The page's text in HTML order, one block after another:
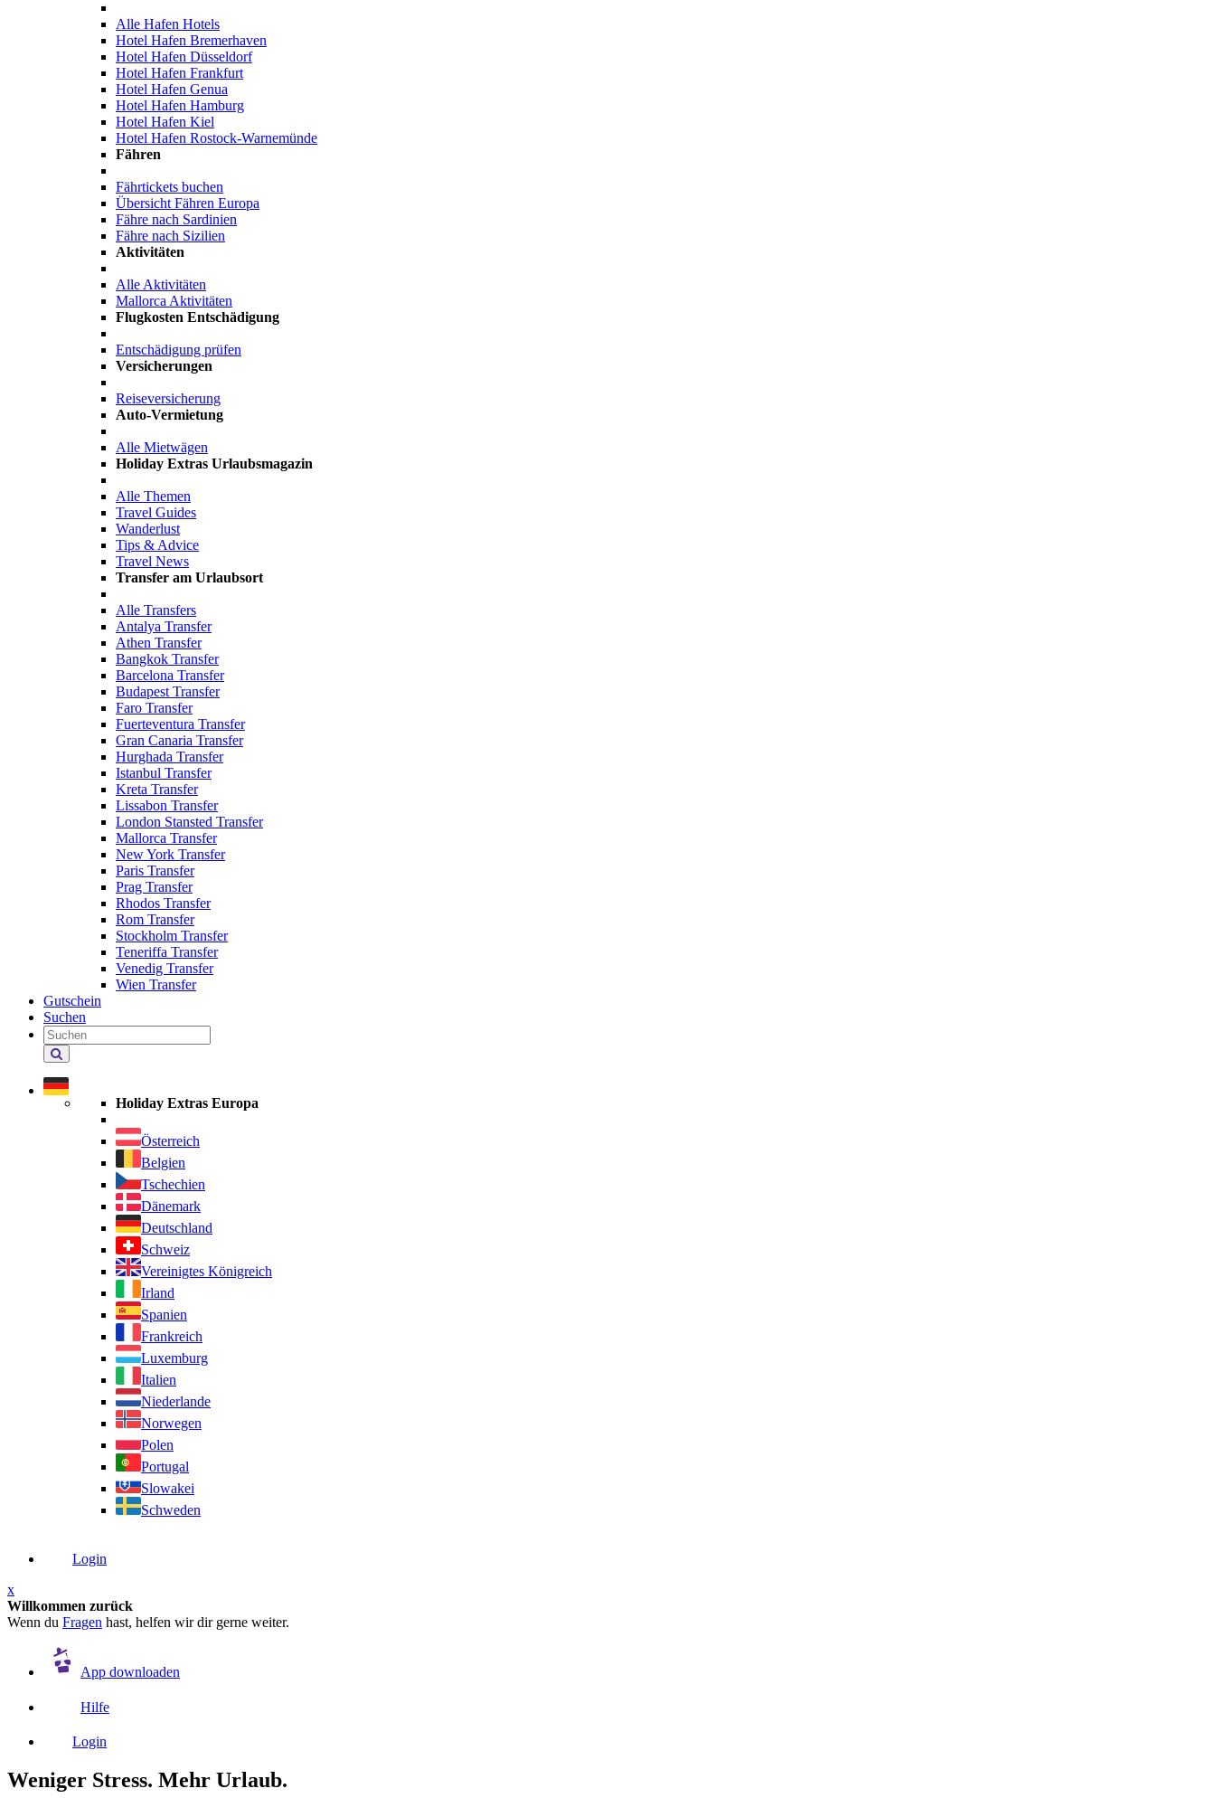
Alle Hafen Hotels
Hotel Hafen Bremerhaven
Hotel Hafen Düsseldorf
Hotel Hafen Frankfurt
Hotel Hafen Genua
Hotel Hafen Hamburg
Hotel Hafen Kiel
Hotel Hafen Rostock-Warnemünde
Fähren
Fährtickets buchen
Übersicht Fähren Europa
Fähre nach Sardinien
Fähre nach Sizilien
Aktivitäten
Alle Aktivitäten
Mallorca Aktivitäten
Flugkosten Entschädigung
Entschädigung prüfen
Versicherungen
Reiseversicherung
Auto-Vermietung
Alle Mietwägen
Holiday Extras Urlaubsmagazin
Alle Themen
Travel Guides
Wanderlust
Tips & Advice
Travel News
Transfer am Urlaubsort
Alle Transfers
Antalya Transfer
Athen Transfer
Bangkok Transfer
Barcelona Transfer
Budapest Transfer
Faro Transfer
Fuerteventura Transfer
Gran Canaria Transfer
Hurghada Transfer
Istanbul Transfer
Kreta Transfer
Lissabon Transfer
London Stansted Transfer
Mallorca Transfer
New York Transfer
Paris Transfer
Prag Transfer
Rhodos Transfer
Rom Transfer
Stockholm Transfer
Teneriffa Transfer
Venedig Transfer
Wien Transfer
Gutschein
Suchen
Holiday
Extras
durchsuchen
Holiday Extras Europa
Österreich
Belgien
Tschechien
Dänemark
Deutschland
Schweiz
Vereinigtes Königreich
Irland
Spanien
Frankreich
Luxemburg
Italien
Niederlande
Norwegen
Polen
Portugal
Slowakei
Schweden
Login
x
Willkommen zurück
Wenn du Fragen hast, helfen wir dir gerne weiter.
App downloaden
Hilfe
Login
Weniger Stress. Mehr Urlaub.